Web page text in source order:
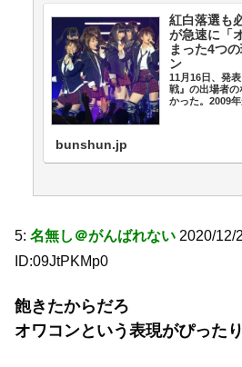
紅白落選も
が急速に「
まった4つ
ン
11月16日、発
戦』の出場者
かった。2009
bunshun.jp
5: 名無し＠がんばれない 2020/12/
ID:09JtPKMp0
飽きたからだろ
オワコンという表現がぴったり